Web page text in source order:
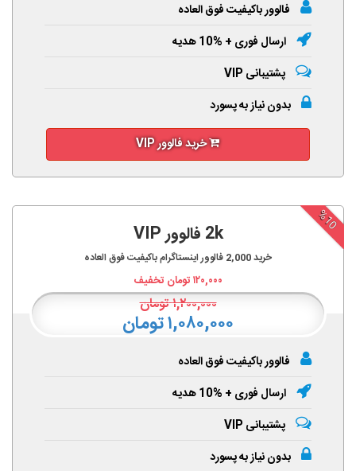
فالوور باکیفیت فوق العاده
ارسال فوری + %10 هدیه
پشتیبانی VIP
بدون نیاز به پسورد
خرید فالوور VIP
%10
2k فالوور VIP
خرید2,000 فالوور اینستاگرام باکیفیت فوق العاده
۱۲۰,۰۰۰تومان تخفیف
۱,۲۰۰,۰۰۰تومان
۱,۰۸۰,۰۰۰ تومان
فالوور باکیفیت فوق العاده
ارسال فوری + %10 هدیه
پشتیبانی VIP
بدون نیاز به پسورد